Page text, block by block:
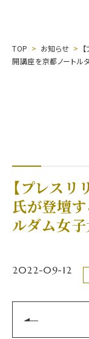
TOP お知らせ
開講座を京都ノートル
【プレス
氏が登壇
ルダム女
2022-09-12